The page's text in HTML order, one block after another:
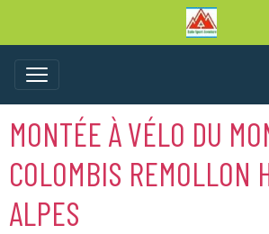
MONTÉE À VÉLO DU
COLOMBIS REMOLLON
ALPES